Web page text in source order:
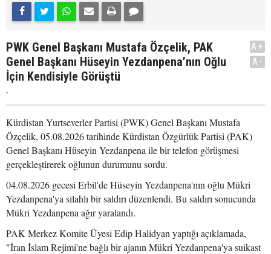
PWK Genel Başkanı Mustafa Özçelik, PAK
Genel Başkanı Hüseyin Yezdanpena’nın Oğlu
İçin Kendisiyle Görüştü
.
A+
A-
Kürdistan Yurtseverler Partisi (PWK) Genel Başkanı Mustafa
Özçelik, 05.08.2026 tarihinde Kürdistan Özgürlük Partisi (PAK)
Genel Başkanı Hüseyin Yezdanpena ile bir telefon görüşmesi
gerçekleştirerek oğlunun durumunu sordu.
04.08.2026 gecesi Erbil'de Hüseyin Yezdanpena'nın oğlu Mükri
Yezdanpena'ya silahlı bir saldırı düzenlendi. Bu saldırı sonucunda
Mükri Yezdanpena ağır yaralandı.
PAK Merkez Komite Üyesi Edip Halidyan yaptığı açıklamada,
"İran İslam Rejimi'ne bağlı bir ajanın Mükri Yezdanpena'ya suikast